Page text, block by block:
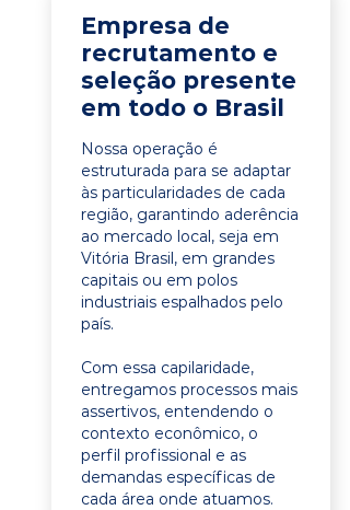
Empresa de
recrutamento e
seleção presente
em todo o Brasil
Nossa operação é
estruturada para se adaptar
às particularidades de cada
região, garantindo aderência
ao mercado local, seja em
Vitória Brasil, em grandes
capitais ou em polos
industriais espalhados pelo
país.
Com essa capilaridade,
entregamos processos mais
assertivos, entendendo o
contexto econômico, o
perfil profissional e as
demandas específicas de
cada área onde atuamos.